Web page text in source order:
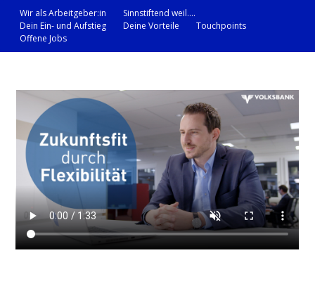
Wir als Arbeitgeber:in
Sinnstiftend weil….
Dein Ein- und Aufstieg
Deine Vorteile
Touchpoints
Offene Jobs